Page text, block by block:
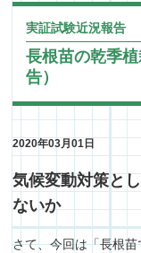
実証試験近況報告
長根苗の乾季
告）
2020年03月01日
気候変動対策と
ないか
さて、今回は「長根